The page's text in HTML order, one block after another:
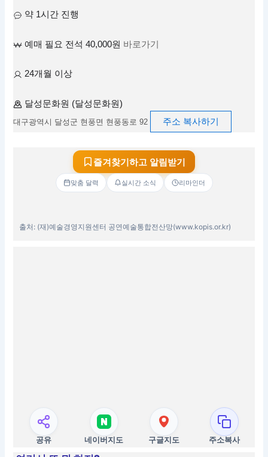
약 1시간 진행
예매 필요 전석 40,000원 바로가기
24개월 이상
달성문화원 (달성문화원)
대구광역시 달성군 현풍면 현풍동로 92 주소 복사하기
즐겨찾기하고 알림받기
맞춤 달력 실시간 소식 리마인더
출처: (재)예술경영지원센터 공연예술통합전산망(www.kopis.or.kr)
공유 네이버지도 구글지도 주소복사